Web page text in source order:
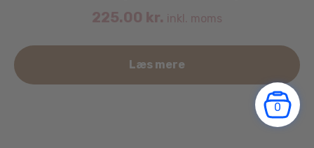
225.00 kr. inkl. moms
Læs mere
0